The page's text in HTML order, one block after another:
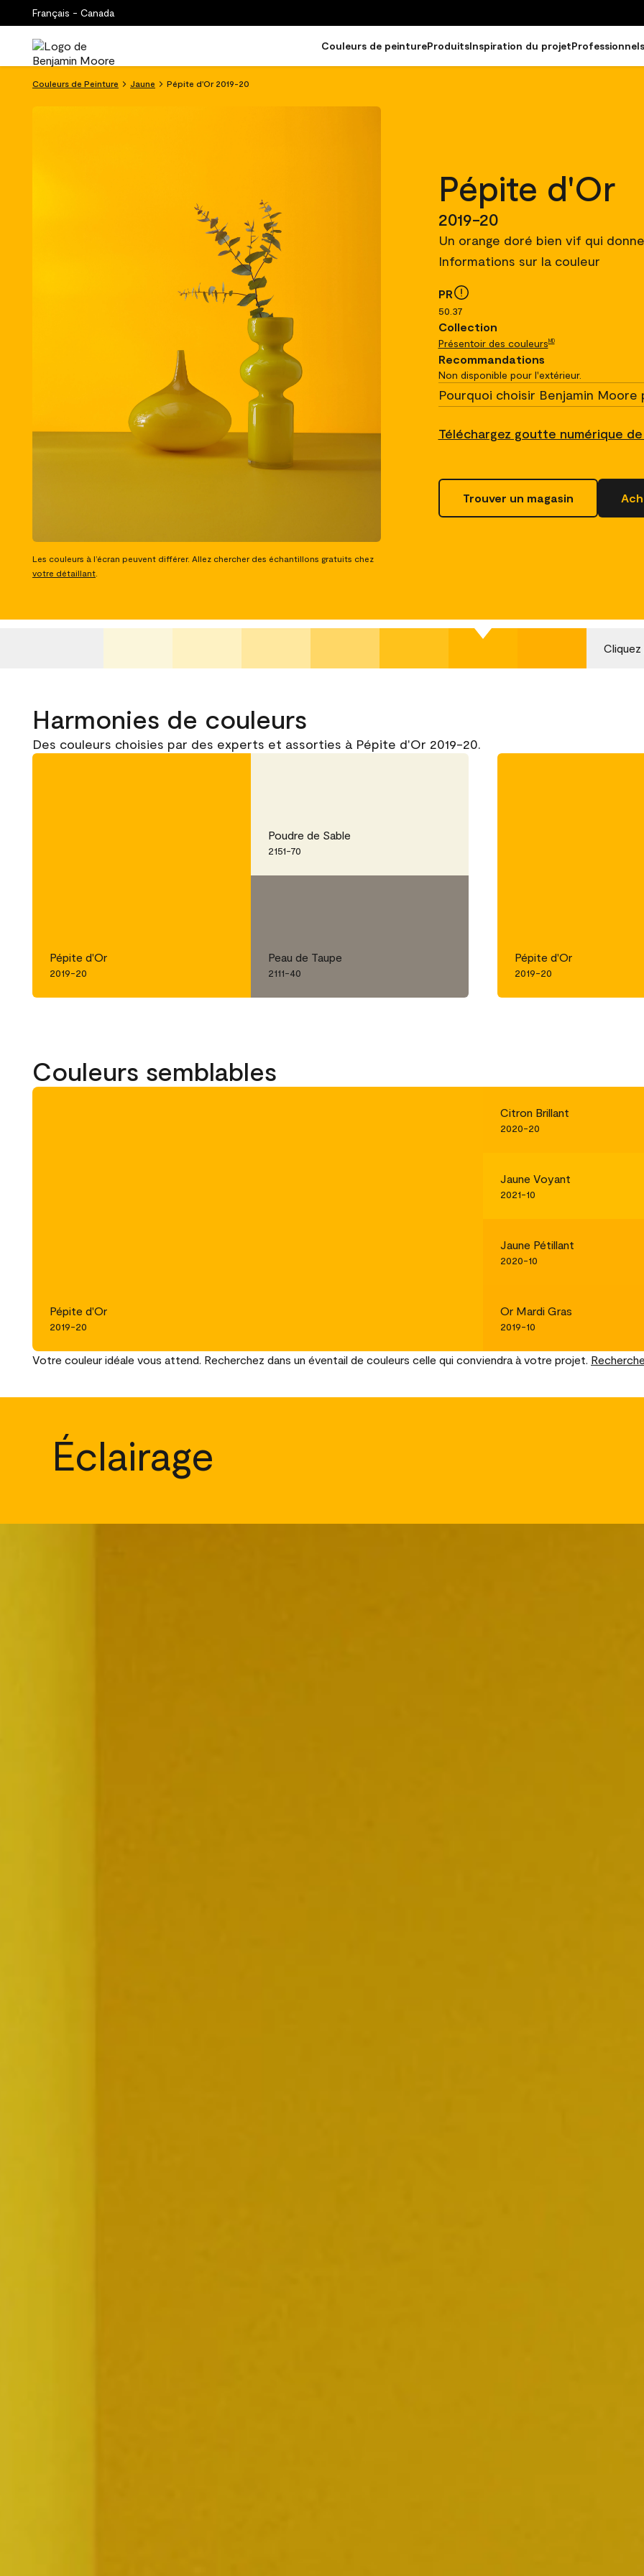
Français - Canada
Couleurs de peintureProduitsInspiration du projetProfessionnels
Couleurs de Peinture Jaune Pépite d'Or 2019-20
Pépite d'Or
2019-20
Un orange doré bien vif qui
Informations sur la couleur
PR
50.37
Collection
Présentoir des couleursMD
Recommandations
Non disponible pour l'extérieur.
Pourquoi choisir Benjamin Moore
Téléchargez goutte numérique
Trouver un magasin
Les couleurs à l’écran peuvent différer. Allez chercher des échantillons gratuits chez
votre détaillant
Harmonies de couleurs
Des couleurs choisies par des experts et assorties à Pépite d'Or 2019-20.
Pépite d'Or
2019-20
Poudre de Sable
2151-70
Peau de Taupe
2111-40
Pépite d'Or
2019-20
Couleurs semblables
Pépite d'Or
2019-20
Citron Brillant
2020-20
Jaune Voyant
2021-10
Jaune Pétillant
2020-10
Or Mardi Gras
2019-10
Votre couleur idéale vous attend. Recherchez dans un éventail de couleurs celle qui conviendra à votre projet.
Éclairage